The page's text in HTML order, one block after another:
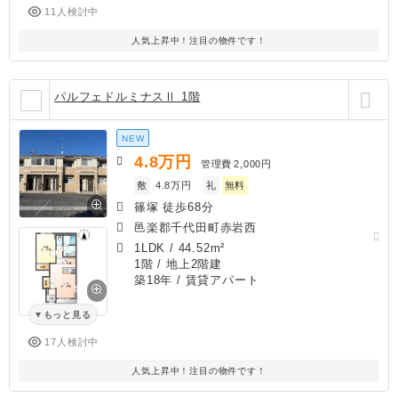
11人検討中
人気上昇中！注目の物件です！
パルフェドルミナスⅡ 1階
もっと見る
17人検討中
NEW
4.8万円 管理費 2,000円
敷
4.8万円 礼 無料
篠塚 徒歩68分
邑楽郡千代田町赤岩西
1LDK / 44.52m²
1階 / 地上2階建
築18年 / 賃貸アパート
人気上昇中！注目の物件です！